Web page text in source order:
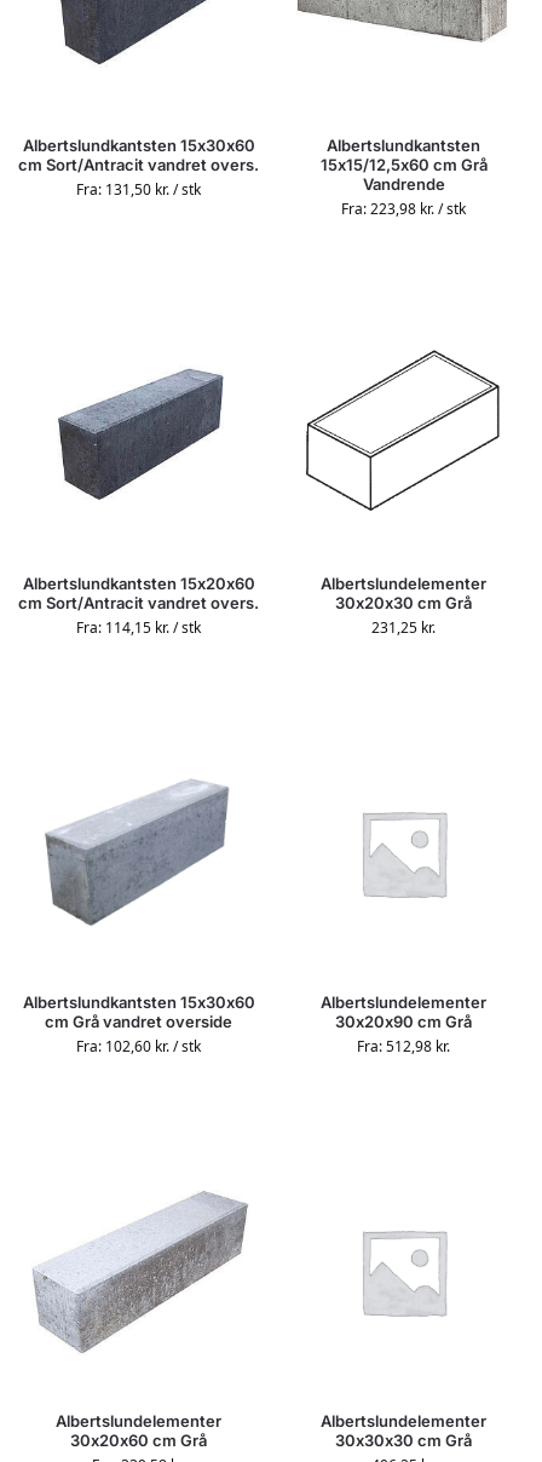
Albertslundkantsten 15x30x60
cm Sort/Antracit vandret overs.
Fra: 131,50 kr./ stk
Albertslundkantsten
15x15/12,5x60 cm Grå
Vandrende
Fra:223,98 kr./ stk
Albertslundkantsten 15x20x60
cm Sort/Antracit vandret overs.
Fra: 114,15 kr./ stk
Albertslundelementer
30x20x30 cm Grå
231,25 kr.
Albertslundkantsten 15x30x60
cm Grå vandret overside
Fra: 102,60 kr./ stk
Albertslundelementer
30x20x90 cm Grå
Fra:512,98 kr.
Albertslundelementer
30x20x60 cm Grå
Albertslundelementer
30x30x30 cm Grå